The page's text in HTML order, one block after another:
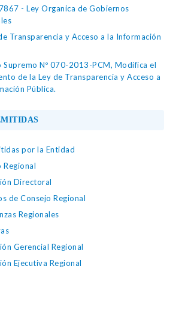
- Ley Organica de Gobiernos
Transparencia y Acceso a la Información
Supremo Nº 070-2013-PCM, Modifica el
de la Ley de Transparencia y Acceso a
Pública.
por la Entidad
Regional
Directoral
de Consejo Regional
Regionales
Gerencial Regional
Ejecutiva Regional